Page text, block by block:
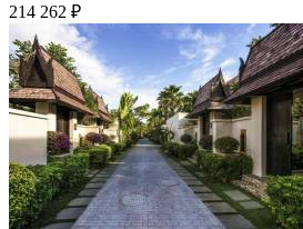
214 262 ₽